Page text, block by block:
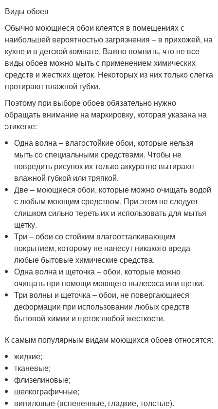
Виды обоев
Обычно моющиеся обои клеятся в помещениях с
наибольшей вероятностью загрязнения – в прихожей, на
кухне и в детской комнате. Важно помнить, что не все
виды обоев можно мыть с применением химических
средств и жестких щеток. Некоторых из них только слегка
протирают влажной губки.
Поэтому при выборе обоев обязательно нужно
обращать внимание на маркировку, которая указана на
этикетке:
Одна волна – влагостойкие обои, которые нельзя
мыть со специальными средствами. Чтобы не
повредить рисунок их только аккуратно вытирают
влажной губкой или тряпкой.
Две – моющиеся обои, которые можно очищать водой
с любым моющим средством. При этом не следует
слишком сильно тереть их и использовать для мытья
щетку.
Три – обои со стойким влагоотталкивающим
покрытием, которому не нанесут никакого вреда
любые бытовые химические средства.
Одна волна и щеточка – обои, которые можно
очищать при помощи моющего пылесоса или щетки.
Три волны и щеточка – обои, не повергающиеся
деформации при использовании любых средств
бытовой химии и щеток любой жесткости.
К самым популярным видам моющихся обоев относятся:
жидкие;
тканевые;
флизелиновые;
шелкографичные;
виниловые (вспененные, гладкие, толстые).